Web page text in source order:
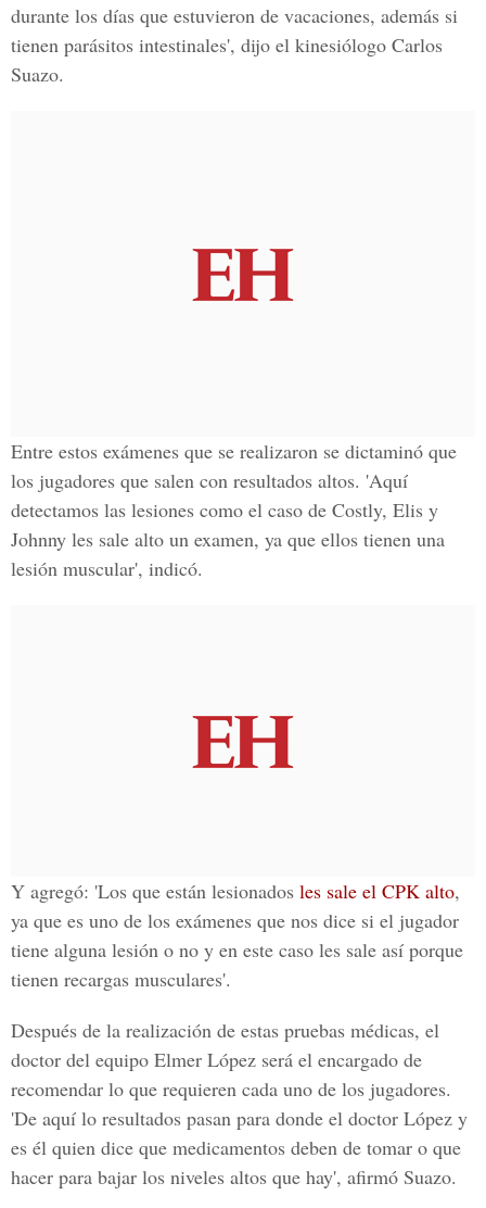
durante los días que estuvieron de vacaciones, además si
tienen parásitos intestinales', dijo el kinesiólogo Carlos
Suazo.
Entre estos exámenes que se realizaron se dictaminó que
los jugadores que salen con resultados altos. 'Aquí
detectamos las lesiones como el caso de Costly, Elis y
Johnny les sale alto un examen, ya que ellos tienen una
lesión muscular', indicó.
Y agregó: 'Los que están lesionados les sale el CPK alto,
ya que es uno de los exámenes que nos dice si el jugador
tiene alguna lesión o no y en este caso les sale así porque
tienen recargas musculares'.
Después de la realización de estas pruebas médicas, el
doctor del equipo Elmer López será el encargado de
recomendar lo que requieren cada uno de los jugadores.
'De aquí lo resultados pasan para donde el doctor López y
es él quien dice que medicamentos deben de tomar o que
hacer para bajar los niveles altos que hay', afirmó Suazo.